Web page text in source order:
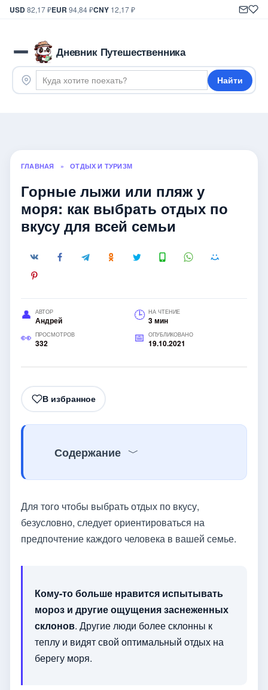
USD82,17 ₽EUR 94,84 ₽CNY 12,17 ₽
Дневник Путешественника
Найти
ГЛАВНАЯ » ОТДЫХ И ТУРИЗМ
Горные лыжи или пляж у
моря: как выбрать отдых по
вкусу для всей семьи
АВТОР
Андрей
НА ЧТЕНИЕ
3 мин
ПРОСМОТРОВ
332
ОПУБЛИКОВАНО
19.10.2021
В избранное
Содержание
Для того чтобы выбрать отдых по вкусу,
безусловно, следует ориентироваться на
предпочтение каждого человека в вашей семье.
Кому-то больше нравится испытывать
мороз и другие ощущения заснеженных
склонов. Другие люди более склонны к
теплу и видят свой оптимальный отдых на
берегу моря.